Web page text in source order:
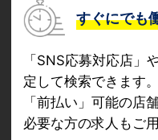
すぐにでも
「SNS応募対応店」
定して検索できます
「前払い」可能の店
必要な方の求人もご